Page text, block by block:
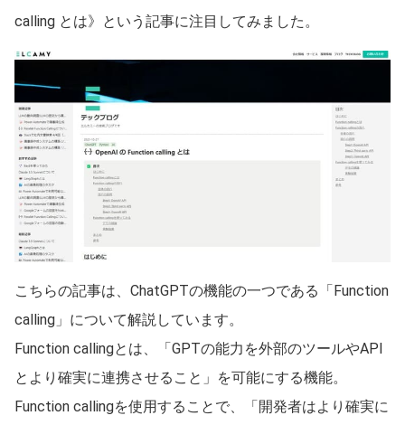
calling とは》という記事に注目してみました。
こちらの記事は、ChatGPTの機能の一つである「Function
calling」について解説しています。
Function callingとは、「GPTの能力を外部のツールやAPI
とより確実に連携させること」を可能にする機能。
Function callingを使用することで、「開発者はより確実に